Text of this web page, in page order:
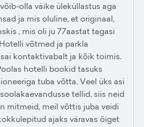
olla väike üleküllastus aga
ja mis oluline, et originaal,
, mis oli ju 77aastat tagasi
võtmed ja parkla
kontaktivabalt ja kõik toimis.
hotelli bookid tasuks
tuba võtta. Veel üks asi
tellid, siis neid
mitmeid, meil võttis juba veidi
ajaks väravas õiget